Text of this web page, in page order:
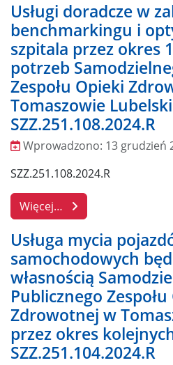
Usługi doradcze w
benchmarkingu i
szpitala przez okres
potrzeb
Zespołu Opieki
Tomaszowie
SZZ.251.108.2024.R
Wprowadzono
Wprowadzono: 13 grudzień
SZZ.251.108.2024.R
Więcej…
Usługa mycia
samochodowych
własnością
Publicznego
Zdrowotnej w
przez okres
SZZ.251.104.2024.R